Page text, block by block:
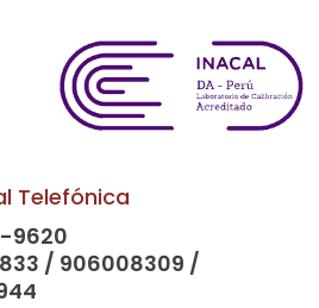
Telefónica
9620
/ 906008309 /